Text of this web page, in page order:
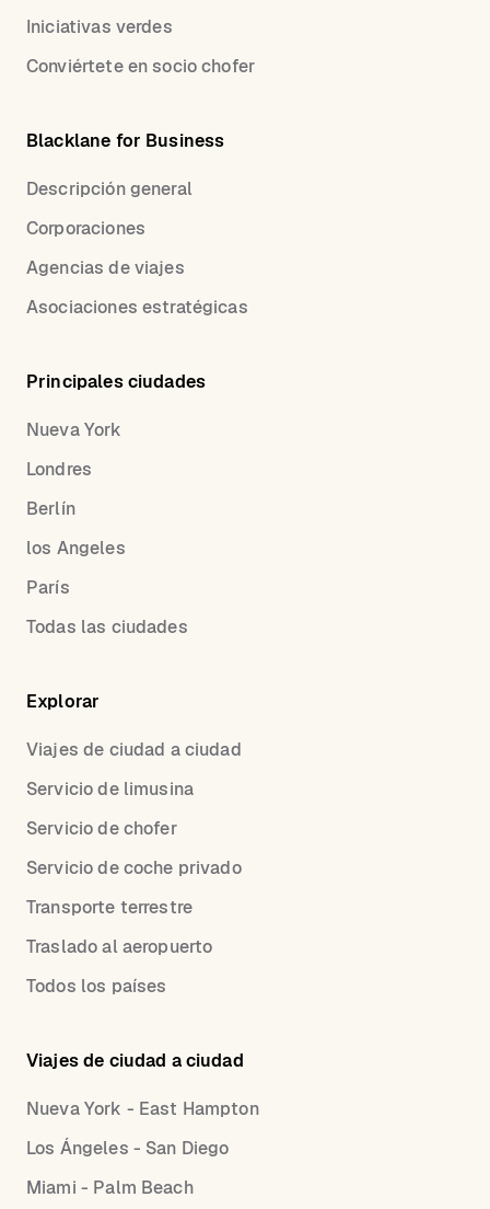
Iniciativas verdes
Conviértete en socio chofer
Blacklane for Business
Descripción general
Corporaciones
Agencias de viajes
Asociaciones estratégicas
Principales ciudades
Nueva York
Londres
Berlín
los Angeles
París
Todas las ciudades
Explorar
Viajes de ciudad a ciudad
Servicio de limusina
Servicio de chofer
Servicio de coche privado
Transporte terrestre
Traslado al aeropuerto
Todos los países
Viajes de ciudad a ciudad
Nueva York - East Hampton
Los Ángeles - San Diego
Miami - Palm Beach